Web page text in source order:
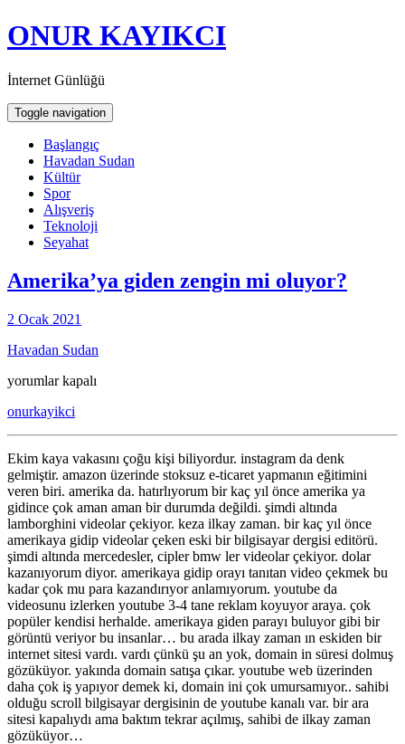
ONUR KAYIKCI
İnternet Günlüğü
Toggle navigation
Başlangıç
Havadan Sudan
Kültür
Spor
Alışveriş
Teknoloji
Seyahat
Amerika’ya giden zengin mi oluyor?
2 Ocak 2021
Havadan Sudan
Amerika’ya
zengin
için
yorumlar kapalı
onurkayikci
Ekim kaya vakasını çoğu kişi biliyordur. instagram da denk
gelmiştir. amazon üzerinde stoksuz e-ticaret yapmanın eğitimini
veren biri. amerika da. hatırlıyorum bir kaç yıl önce amerika ya
gidince çok aman aman bir durumda değildi. şimdi altında
lamborghini videolar çekiyor. keza ilkay zaman. bir kaç yıl önce
amerikaya gidip videolar çeken eski bir bilgisayar dergisi editörü.
şimdi altında mercedesler, cipler bmw ler videolar çekiyor. dolar
kazanıyorum diyor. amerikaya gidip orayı tanıtan video çekmek bu
kadar çok mu para kazandırıyor anlamıyorum. youtube da
videosunu izlerken youtube 3-4 tane reklam koyuyor araya. çok
popüler kendisi herhalde. amerikaya giden parayı buluyor gibi bir
görüntü veriyor bu insanlar… bu arada ilkay zaman ın eskiden bir
internet sitesi vardı. vardı çünkü şu an yok, domain in süresi dolmuş
gözüküyor. yakında domain satışa çıkar. youtube web üzerinden
daha çok iş yapıyor demek ki, domain ini çok umursamıyor.. sahibi
olduğu scroll bilgisayar dergisinin de youtube kanalı var. bir ara
sitesi kapalıydı ama baktım tekrar açılmış, sahibi de ilkay zaman
gözüküyor…